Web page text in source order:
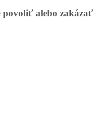
povoliť alebo zakázať